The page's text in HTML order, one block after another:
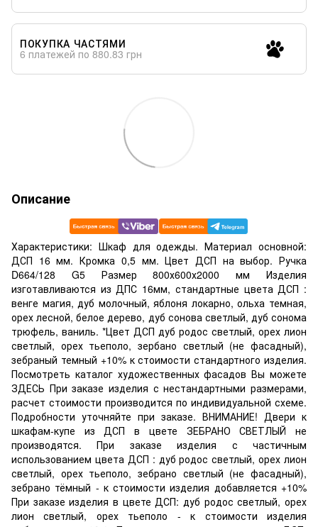
ПОКУПКА ЧАСТЯМИ
6 платежей по 880.83 грн
Описание
Характеристики: Шкаф для одежды. Материал основной:
ДСП 16 мм. Кромка 0,5 мм. Цвет ДСП на выбор. Ручка
D664/128 G5 Размер 800х600х2000 мм Изделия
изготавливаются из ДПС 16мм, стандартные цвета ДСП :
венге магия, дуб молочный, яблоня локарно, ольха темная,
орех лесной, белое дерево, дуб сонова светлый, дуб сонома
трюфель, ваниль. *Цвет ДСП дуб родос светлый, орех лион
светлый, орех тьеполо, зербано светлый (не фасадный),
зебраный темный +10% к стоимости стандартного изделия.
Посмотреть каталог художественных фасадов Вы можете
ЗДЕСЬ При заказе изделия с нестандартными размерами,
расчет стоимости производится по индивидуальной схеме.
Подробности уточняйте при заказе. ВНИМАНИЕ! Двери к
шкафам-купе из ДСП в цвете ЗЕБРАНО СВЕТЛЫЙ не
производятся. При заказе изделия с частичным
использованием цвета ДСП : дуб родос светлый, орех лион
светлый, орех тьеполо, зебрано светлый (не фасадный),
зебрано тёмный - к стоимости изделия добавляется +10%
При заказе изделия в цвете ДСП: дуб родос светлый, орех
лион светлый, орех тьеполо - к стоимости изделия